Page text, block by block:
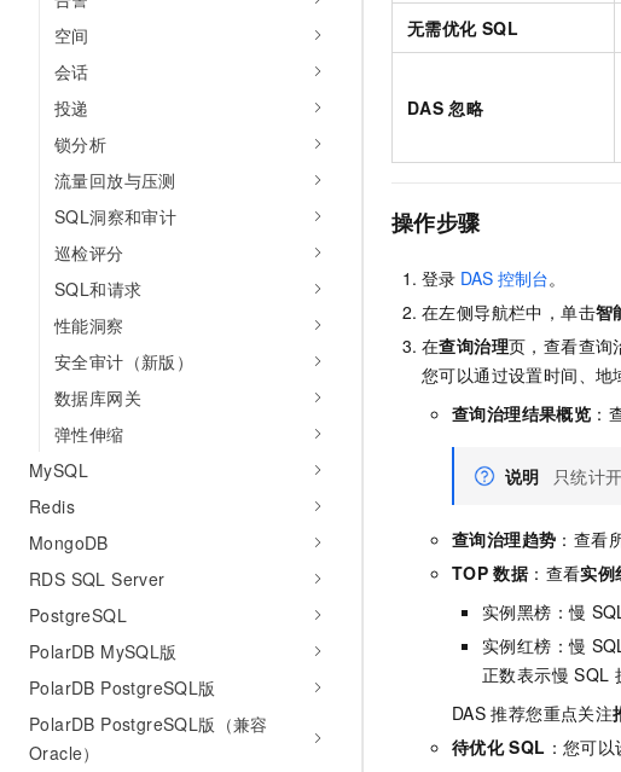
空间
会话
投递
锁分析
流量回放与压测
SQL洞察和审计
巡检评分
SQL和请求
性能洞察
安全审计（新版）
数据库网关
弹性伸缩
MySQL
Redis
MongoDB
RDS SQL Server
PostgreSQL
PolarDB MySQL版
PolarDB PostgreSQL版
PolarDB PostgreSQL版（兼容
Oracle）
无需优化 SQL
DAS 忽略
操作步骤
登录 DAS 控制台。
在左侧导航栏中，单击智
在查询治理页，查看查询
您可以通过设置时间、地
查询治理结果概览 ：
说明 只统计
查询治理趋势 ：查看
TOP 数据：查看实例
实例黑榜：慢
实例红榜：慢
正数表示慢 SQL
DAS 推荐您重点关注
待优化 SQL ：您可